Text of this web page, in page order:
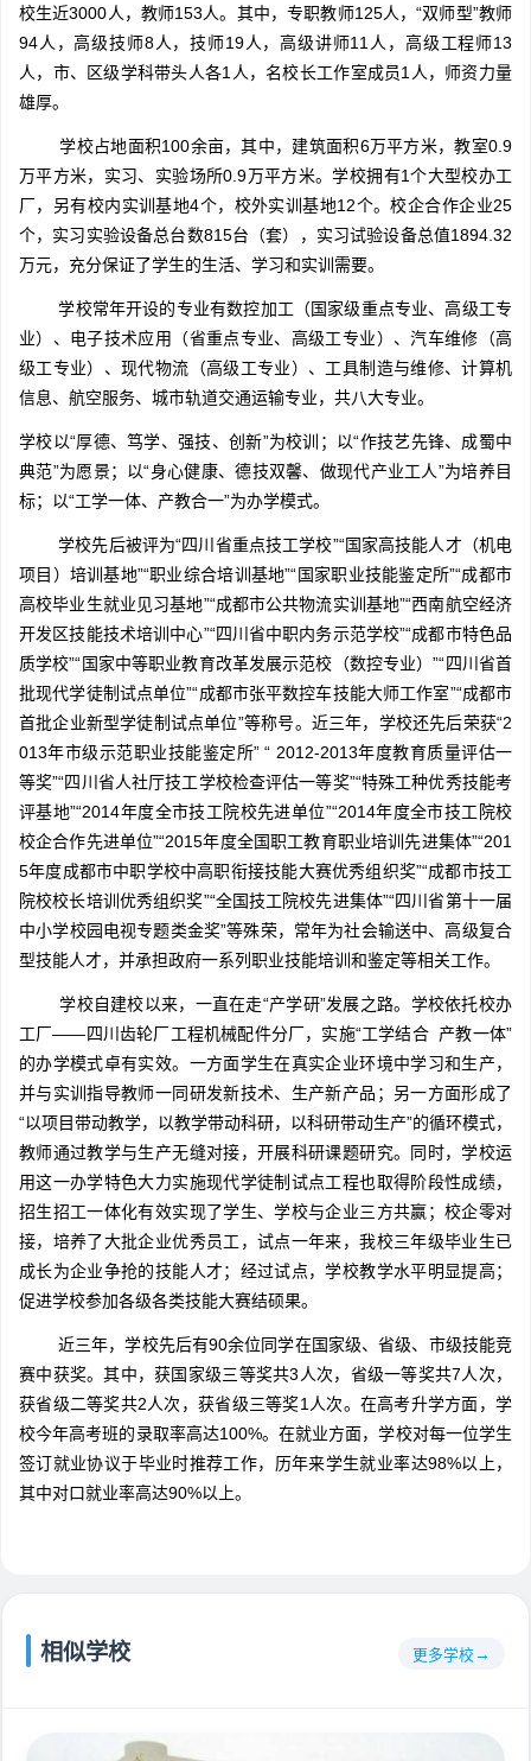
校生近3000人，教师153人。其中，专职教师125人，“双师型”教师
94人，高级技师8人，技师19人，高级讲师11人，高级工程师13
人，市、区级学科带头人各1人，名校长工作室成员1人，师资力量
雄厚。
学校占地面积100余亩，其中，建筑面积6万平方米，教室0.9
万平方米，实习、实验场所0.9万平方米。学校拥有1个大型校办工
厂，另有校内实训基地4个，校外实训基地12个。校企合作企业25
个，实习实验设备总台数815台（套），实习试验设备总值1894.32
万元，充分保证了学生的生活、学习和实训需要。
学校常年开设的专业有数控加工（国家级重点专业、高级工专
业）、电子技术应用（省重点专业、高级工专业）、汽车维修（高
级工专业）、现代物流（高级工专业）、工具制造与维修、计算机
信息、航空服务、城市轨道交通运输专业，共八大专业。
学校以“厚德、笃学、强技、创新”为校训；以“作技艺先锋、成蜀中
典范”为愿景；以“身心健康、德技双馨、做现代产业工人”为培养目
标；以“工学一体、产教合一”为办学模式。
学校先后被评为“四川省重点技工学校”“国家高技能人才（机电
项目）培训基地”“职业综合培训基地”“国家职业技能鉴定所”“成都市
高校毕业生就业见习基地”“成都市公共物流实训基地”“西南航空经济
开发区技能技术培训中心”“四川省中职内务示范学校”“成都市特色品
质学校”“国家中等职业教育改革发展示范校（数控专业）”“四川省首
批现代学徒制试点单位”“成都市张平数控车技能大师工作室”“成都市
首批企业新型学徒制试点单位”等称号。近三年，学校还先后荣获“2
013年市级示范职业技能鉴定所” “ 2012-2013年度教育质量评估一
等奖”“四川省人社厅技工学校检查评估一等奖”“特殊工种优秀技能考
评基地”“2014年度全市技工院校先进单位”“2014年度全市技工院校
校企合作先进单位”“2015年度全国职工教育职业培训先进集体”“201
5年度成都市中职学校中高职衔接技能大赛优秀组织奖”“成都市技工
院校校长培训优秀组织奖”“全国技工院校先进集体”“四川省第十一届
中小学校园电视专题类金奖”等殊荣，常年为社会输送中、高级复合
型技能人才，并承担政府一系列职业技能培训和鉴定等相关工作。
学校自建校以来，一直在走“产学研”发展之路。学校依托校办
工厂——四川齿轮厂工程机械配件分厂，实施“工学结合 产教一体”
的办学模式卓有实效。一方面学生在真实企业环境中学习和生产，
并与实训指导教师一同研发新技术、生产新产品；另一方面形成了
“以项目带动教学，以教学带动科研，以科研带动生产”的循环模式，
教师通过教学与生产无缝对接，开展科研课题研究。同时，学校运
用这一办学特色大力实施现代学徒制试点工程也取得阶段性成绩，
招生招工一体化有效实现了学生、学校与企业三方共赢；校企零对
接，培养了大批企业优秀员工，试点一年来，我校三年级毕业生已
成长为企业争抢的技能人才；经过试点，学校教学水平明显提高；
促进学校参加各级各类技能大赛结硕果。
近三年，学校先后有90余位同学在国家级、省级、市级技能竞
赛中获奖。其中，获国家级三等奖共3人次，省级一等奖共7人次，
获省级二等奖共2人次，获省级三等奖1人次。在高考升学方面，学
校今年高考班的录取率高达100%。在就业方面，学校对每一位学生
签订就业协议于毕业时推荐工作，历年来学生就业率达98%以上，
其中对口就业率高达90%以上。
相似学校 更多学校